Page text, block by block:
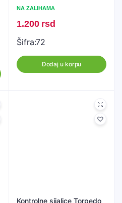
NA ZALIHAMA
1.200 rsd
Šifra:72
Dodaj u korpu
Kontrolne sijalice Torpedo